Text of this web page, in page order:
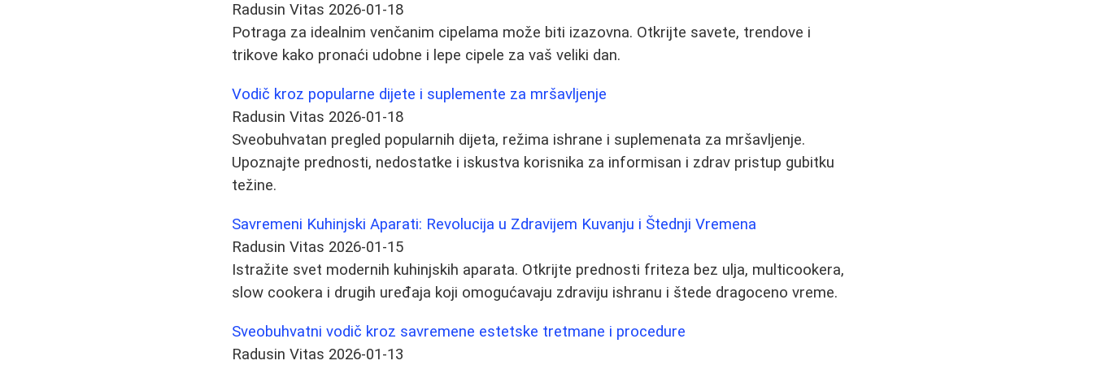
Radusin Vitas 2026-01-18
Potraga za idealnim venčanim cipelama može biti izazovna. Otkrijte savete, trendove i
trikove kako pronaći udobne i lepe cipele za vaš veliki dan.
Vodič kroz popularne dijete i suplemente za mršavljenje
Radusin Vitas 2026-01-18
Sveobuhvatan pregled popularnih dijeta, režima ishrane i suplemenata za mršavljenje.
Upoznajte prednosti, nedostatke i iskustva korisnika za informisan i zdrav pristup gubitku
težine.
Savremeni Kuhinjski Aparati: Revolucija u Zdravijem Kuvanju i Štednji Vremena
Radusin Vitas 2026-01-15
Istražite svet modernih kuhinjskih aparata. Otkrijte prednosti friteza bez ulja, multicookera,
slow cookera i drugih uređaja koji omogućavaju zdraviju ishranu i štede dragoceno vreme.
Sveobuhvatni vodič kroz savremene estetske tretmane i procedure
Radusin Vitas 2026-01-13